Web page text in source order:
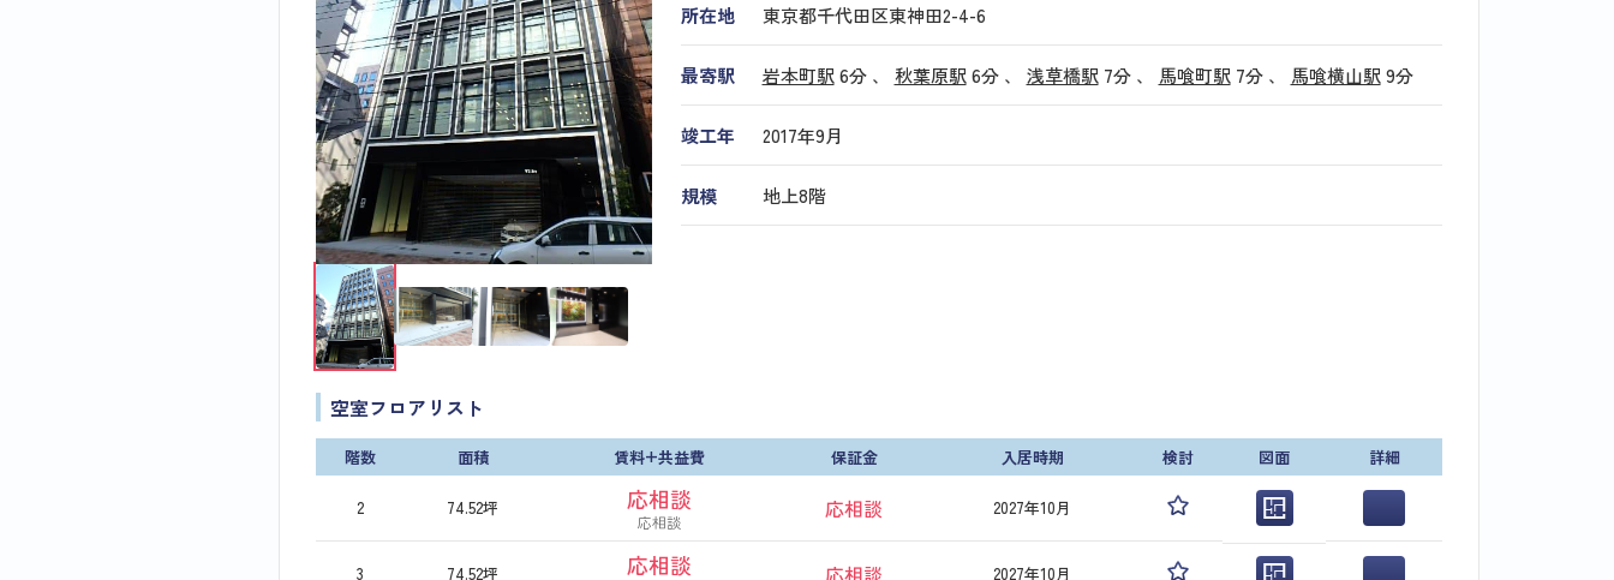
所在地 東京都千代田区東神田2-4-6
最寄駅 岩本町駅 6分 、 秋葉原駅 6分 、 浅草橋駅 7分 、 馬喰町駅 7分 、 馬喰横山駅 9分
竣工年 2017年9月
規模 地上8階
空室フロアリスト
階数 面積 賃料+共益費 保証金 入居時期 検討 図面 詳細
2 74.52坪 応相談
応相談
応相談 2027年10月
3 74.52坪 応相談 応相談 2027年10月